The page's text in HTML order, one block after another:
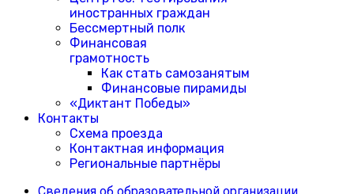
иностранных граждан
Бессмертный полк
Финансовая
грамотность
Как стать самозанятым
Финансовые пирамиды
«Диктант Победы»
Контакты
Схема проезда
Контактная информация
Региональные партнёры